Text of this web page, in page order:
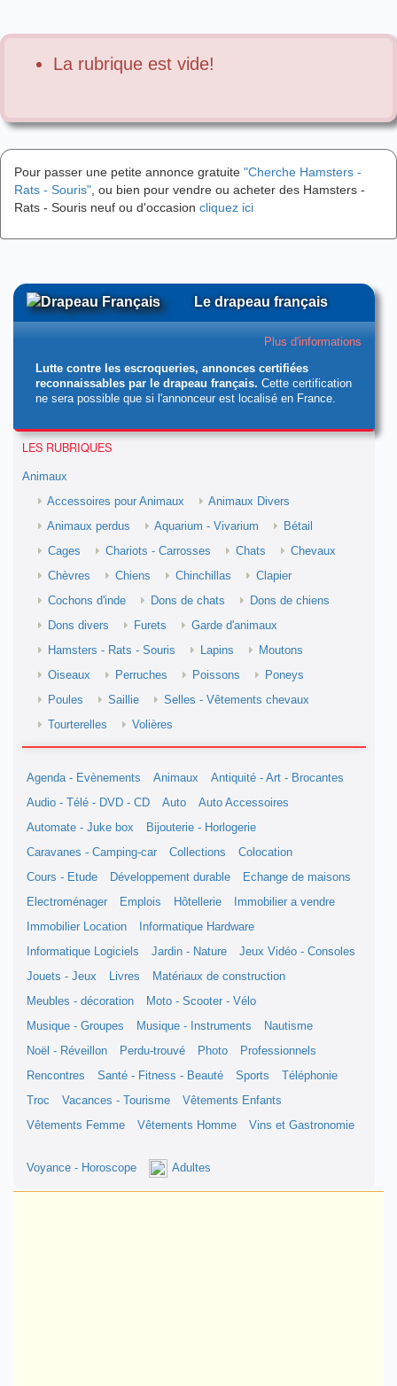
La rubrique est vide!
Pour passer une petite annonce gratuite "Cherche Hamsters -
Rats - Souris" , ou bien pour vendre ou acheter des Hamsters -
Rats - Souris neuf ou d'occasion cliquez ici
Le drapeau français
Plus d'informations
Lutte contre les escroqueries, annonces certifiées
reconnaissables par le drapeau français. Cette certification
ne sera possible que si l'annonceur est localisé en France.
LES RUBRIQUES
Animaux
Accessoires pour Animaux
Animaux Divers
Animaux perdus
Aquarium - Vivarium
Bétail
Cages
Chariots - Carrosses Chats
Chevaux
Chèvres
Chiens Chinchillas
Clapier
Cochons d'inde
Dons de chats
Dons de chiens
Dons divers
Furets
Garde d'animaux
Hamsters - Rats - Souris
Lapins
Moutons
Oiseaux
Perruches Poissons
Poneys
Poules
Saillie
Selles - Vêtements chevaux
Tourterelles
Volières
Agenda - Evènements Animaux
Antiquité - Art - Brocantes
Audio - Télé - DVD - CD
Auto
Auto Accessoires
Automate - Juke box
Bijouterie - Horlogerie
Caravanes - Camping-car
Collections
Colocation
Cours - Etude
Développement durable
Echange de maisons
Electroménager
Emplois Hôtellerie
Immobilier a vendre
Immobilier Location
Informatique Hardware
Informatique Logiciels
Jardin - Nature
Jeux Vidéo - Consoles
Jouets - Jeux
Livres
Matériaux de construction
Meubles - décoration
Moto - Scooter - Vélo
Musique - Groupes
Musique - Instruments
Nautisme
Noël - Réveillon
Perdu-trouvé Photo
Professionnels
Rencontres
Santé - Fitness - Beauté Sports
Téléphonie
Troc
Vacances - Tourisme
Vêtements Enfants
Vêtements Femme
Vêtements Homme Vins et Gastronomie
Voyance - Horoscope Adultes